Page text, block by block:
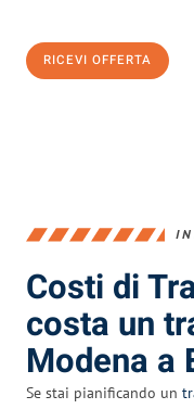
RICEVI OFFERTA
Costi di
costa un
Modena a
Se stai pianificando un